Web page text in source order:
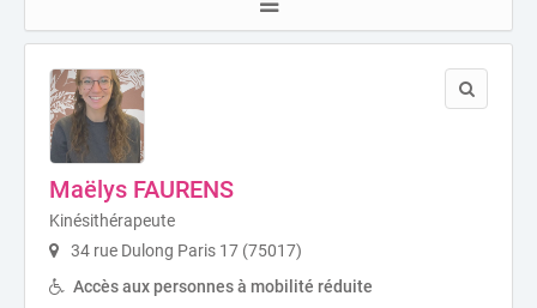
Maëlys FAURENS
Kinésithérapeute
34 rue Dulong Paris 17 (75017)
Accès aux personnes à mobilité réduite